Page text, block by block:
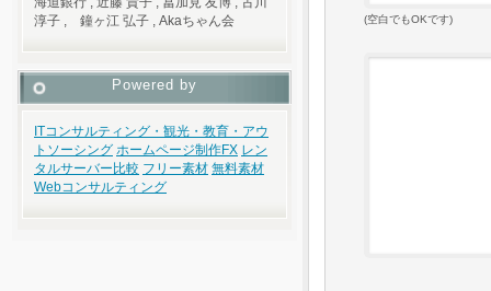
(空白でもOKです)
淳子 , 鐘ヶ江 弘子 , Akaちゃん会
Powered by
ITコンサルティング・観光・教育・アウ
トソーシング ホームページ制作FX レン
タルサーバー比較 フリー素材 無料素材
Webコンサルティング